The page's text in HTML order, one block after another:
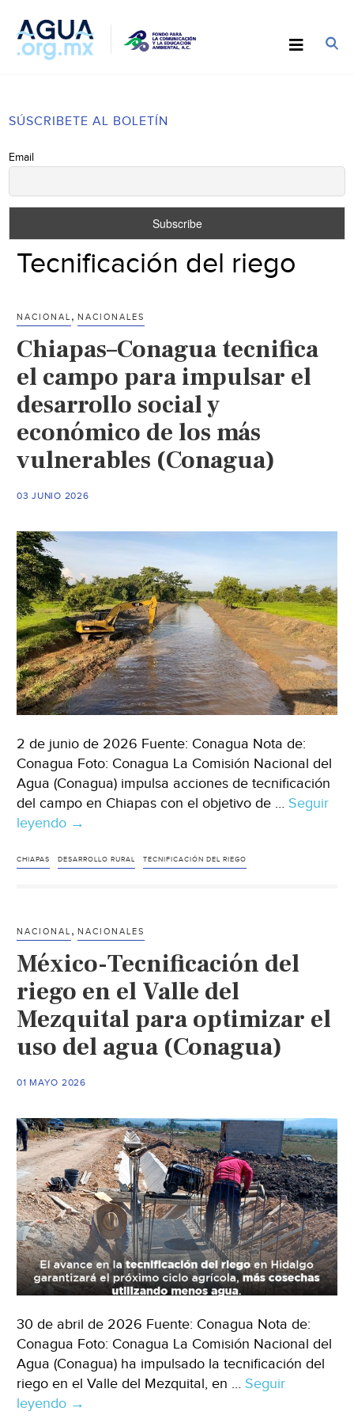
SÚSCRIBETE AL BOLETÍN
Email
Tecnificación del riego
NACIONAL ,NACIONALES
Chiapas–Conagua tecnifica
el campo para impulsar el
desarrollo social y
económico de los más
vulnerables (Conagua)
03 JUNIO 2026
2 de junio de 2026 Fuente: Conagua Nota de:
Conagua Foto: Conagua La Comisión Nacional del
Agua (Conagua) impulsa acciones de tecnificación
del campo en Chiapas con el objetivo de … Seguir
leyendo Chiapas–
tecnifica
impulsar
el
desarrollo
social
y
económico
los
vulnerables
(Conagua)
→
CHIAPAS DESARROLLO RURAL TECNIFICACIÓN DEL RIEGO
NACIONAL ,NACIONALES
México-Tecnificación del
riego en el Valle del
Mezquital para optimizar el
uso del agua (Conagua)
01 MAYO 2026
30 de abril de 2026 Fuente: Conagua Nota de:
Conagua Foto: Conagua La Comisión Nacional del
Agua (Conagua) ha impulsado la tecnificación del
riego en el Valle del Mezquital, en … Seguir
leyendo México-
→